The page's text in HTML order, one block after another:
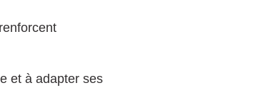
et à adapter ses